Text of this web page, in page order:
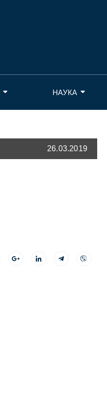
НАУКА
26.03.2019